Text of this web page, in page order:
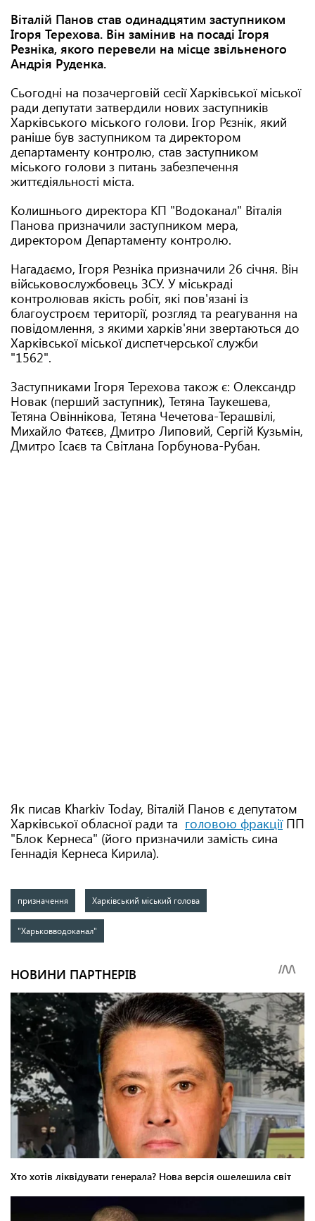
Віталій Панов став одинадцятим заступником
Ігоря Терехова. Він замінив на посаді Ігоря
Резніка, якого перевели на місце звільненого
Андрія Руденка.
Сьогодні на позачерговій сесії Харківської міської
ради депутати затвердили нових заступників
Харківського міського голови. Ігор Рєзнік, який
раніше був заступником та директором
департаменту контролю, став заступником
міського голови з питань забезпечення
життєдіяльності міста.
Колишнього директора КП "Водоканал" Віталія
Панова призначили заступником мера,
директором Департаменту контролю.
Нагадаємо, Ігоря Резніка призначили 26 січня. Він
військовослужбовець ЗСУ. У міськраді
контролював якість робіт, які пов'язані із
благоустроєм території, розгляд та реагування на
повідомлення, з якими харків'яни звертаються до
Харківської міської диспетчерської служби
"1562".
Заступниками Ігоря Терехова також є: Олександр
Новак (перший заступник), Тетяна Таукешева,
Тетяна Овіннікова, Тетяна Чечетова-Терашвілі,
Михайло Фатєєв, Дмитро Липовий, Сергій Кузьмін,
Дмитро Ісаєв та Світлана Горбунова-Рубан.
Як писав Kharkiv Today, Віталій Панов є депутатом
Харківської обласної ради та головою фракціїПП
"Блок Кернеса" (його призначили замість сина
Геннадія Кернеса Кирила).
призначення Харківський міський голова
"Харьковводоканал"